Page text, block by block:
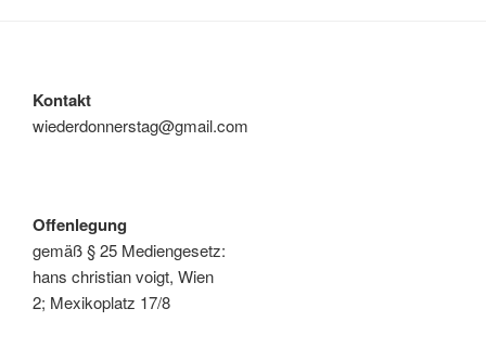
Kontakt
wiederdonnerstag@gmail.com
Offenlegung
gemäß § 25 Mediengesetz:
hans christian voigt, Wien
2; Mexikoplatz 17/8